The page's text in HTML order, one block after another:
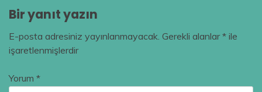
Bir yanıt yazın
E-posta adresiniz yayınlanmayacak. Gerekli alanlar* ile
işaretlenmişlerdir
Yorum *